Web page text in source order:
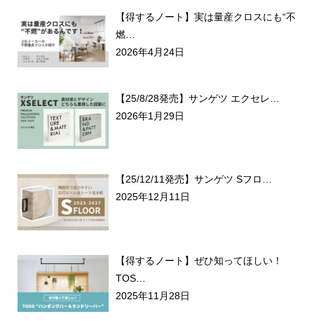
【得するノート】実は量産クロスにも“不
燃…
2026年4月24日
【25/8/28発売】サンゲツ エクセレ…
2026年1月29日
【25/12/11発売】サンゲツ Sフロ…
2025年12月11日
【得するノート】ぜひ知ってほしい！
TOS…
2025年11月28日